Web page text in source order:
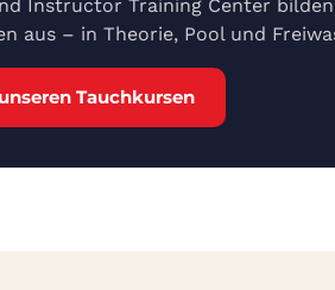
Instructor Training Center
aus – in Theorie, Pool und
Tauchkursen